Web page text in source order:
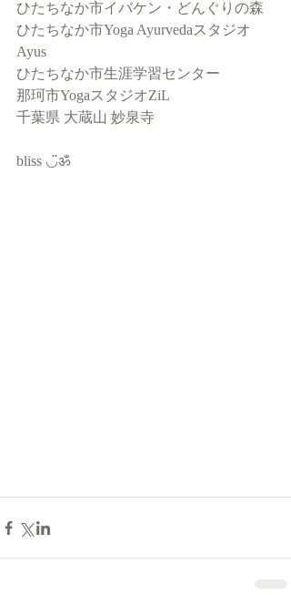
ひたちなか市イバケン・どんぐりの森
ひたちなか市Yoga Ayurvedaスタジオ
Ayus
ひたちなか市生涯学習センター
那珂市YogaスタジオZiL
千葉県 大蔵山 妙泉寺
bliss ◡̈ॐ